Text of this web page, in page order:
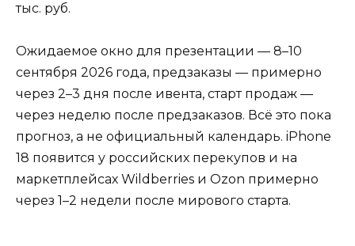
тыс. руб.
Ожидаемое окно для презентации — 8–10
сентября 2026 года, предзаказы — примерно
через 2–3 дня после ивента, старт продаж —
через неделю после предзаказов. Всё это пока
прогноз, а не официальный календарь. iPhone
18 появится у российских перекупов и на
маркетплейсах Wildberries и Ozon примерно
через 1–2 недели после мирового старта.